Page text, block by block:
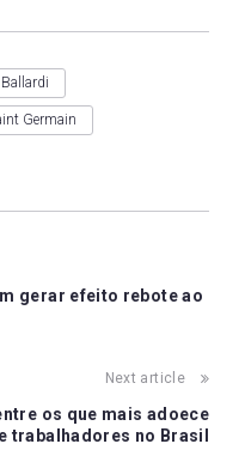
Germain
gerar efeito rebote ao
Next article
os que mais adoece
trabalhadores no Brasil